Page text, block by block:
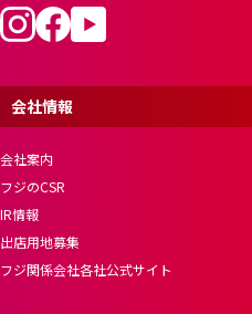
会社情報
会社案内
フジのCSR
IR情報
出店用地募集
フジ関係会社各社公式サイト